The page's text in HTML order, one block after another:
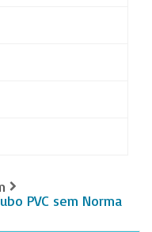
PVC sem Norma